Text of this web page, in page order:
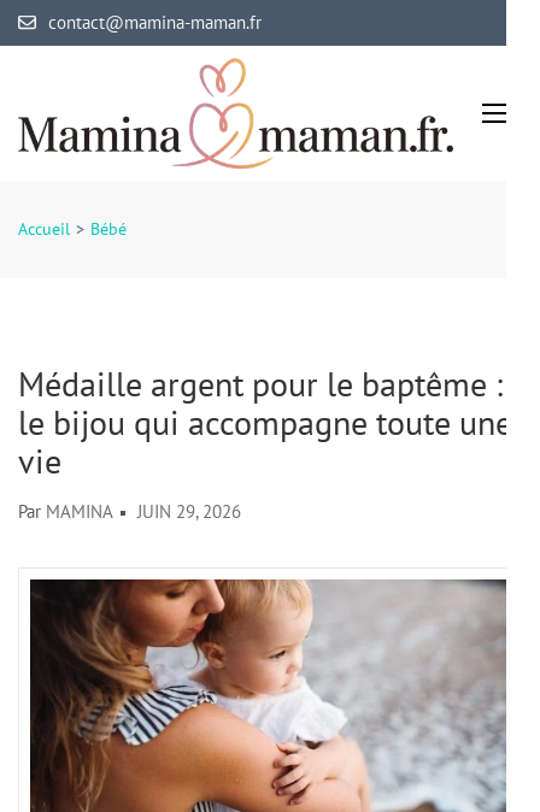
Aller
au
(Pressez
Entrée)
contact@mamina-maman.fr
Accueil > Bébé
Médaille argent pour le baptême :
le bijou qui accompagne toute une
vie
Par MAMINA JUIN 29, 2026